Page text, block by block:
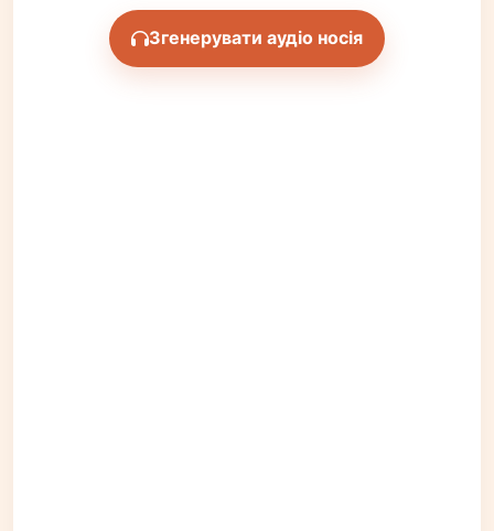
Згенерувати аудіо носія